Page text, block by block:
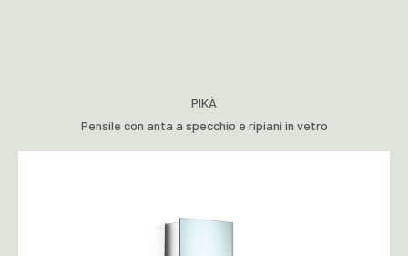
PIKÀ
Pensile con anta a specchio e ripiani in vetro